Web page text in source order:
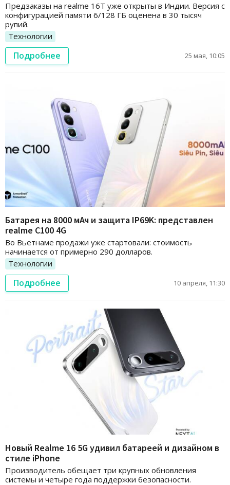
Предзаказы на realme 16T уже открыты в Индии. Версия с
конфигурацией памяти 6/128 ГБ оценена в 30 тысяч
рупий.
Технологии
Подробнее 25 мая, 10:05
Батарея на 8000 мАч и защита IP69K: представлен
realme C100 4G
Во Вьетнаме продажи уже стартовали: стоимость
начинается от примерно 290 долларов.
Технологии
Подробнее 10 апреля, 11:30
Новый Realme 16 5G удивил батареей и дизайном в
стиле iPhone
Производитель обещает три крупных обновления
системы и четыре года поддержки безопасности.